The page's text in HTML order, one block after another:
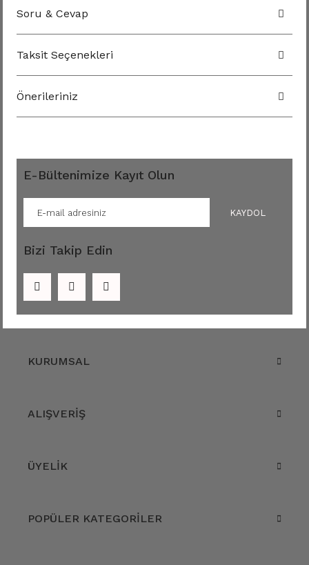
Soru & Cevap
Taksit Seçenekleri
Önerileriniz
E-Bültenimize Kayıt Olun
KAYDOL
Bizi Takip Edin
KURUMSAL
ALIŞVERİŞ
ÜYELİK
POPÜLER KATEGORİLER